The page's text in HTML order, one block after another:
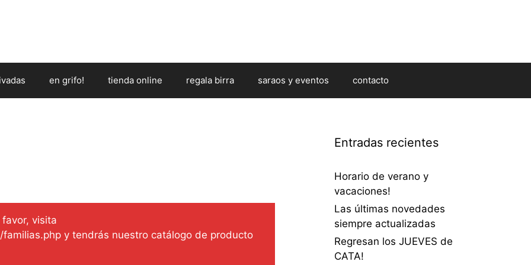
en grifo! tienda online regala birra saraos y eventos contacto
visita
y tendrás nuestro catálogo de producto
Entradas recientes
Horario de verano y
vacaciones!
Las últimas novedades
siempre actualizadas
Regresan los JUEVES de
CATA!